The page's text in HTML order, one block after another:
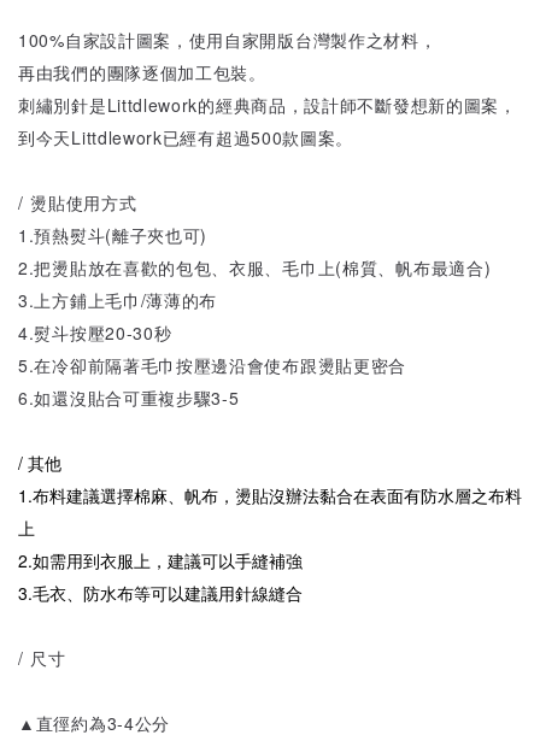
100%自家設計圖案，使用自家開版台灣製作之材料，
再由我們的團隊逐個加工包裝。
刺繡別針是Littdlework的經典商品，設計師不斷發想新的圖案，
到今天Littdlework已經有超過500款圖案。
/ 燙貼使用方式
1.預熱熨斗(離子夾也可)
2.把燙貼放在喜歡的包包、衣服、毛巾上(棉質、帆布最適合)
3.上方鋪上毛巾/薄薄的布
4.熨斗按壓20-30秒
5.在冷卻前隔著毛巾按壓邊沿會使布跟燙貼更密合
6.如還沒貼合可重複步驟3-5
/ 其他
1.布料建議選擇棉麻、帆布，燙貼沒辦法黏合在表面有防水層之布料
上
2.如需用到衣服上，建議可以手縫補強
3.毛衣、防水布等可以建議用針線縫合
/ 尺寸
▲直徑約為3-4公分